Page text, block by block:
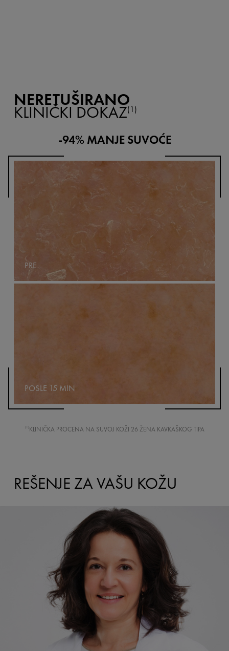
NERETUŠIRANO
KLINIČKI DOKAZ(1)
-94% MANJE SUVOĆE
PRE
POSLE 15 MIN
KLINIČKA PROCENA NA SUVOJ KOŽI 26 ŽENA KAVKAŠKOG TIPA
REŠENJE ZA VAŠU KOŽU